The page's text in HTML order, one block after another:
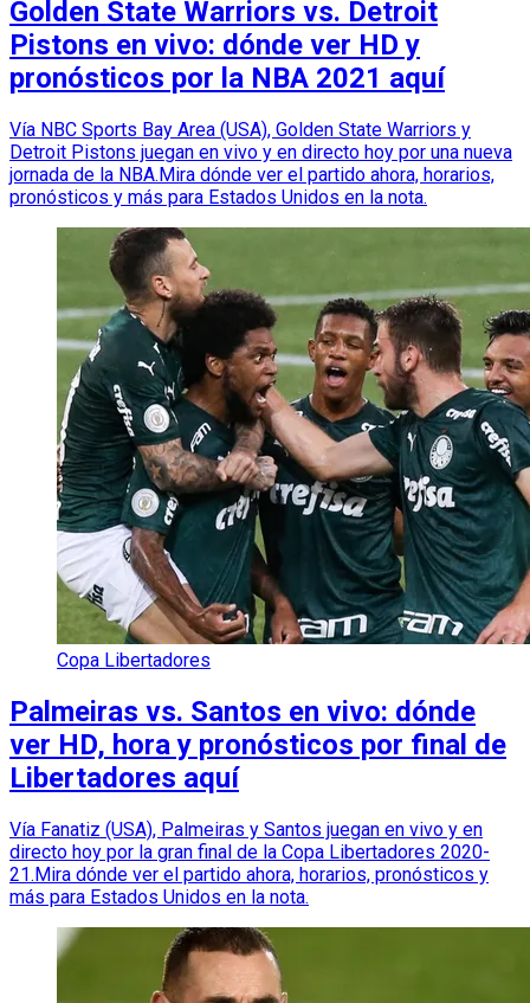
Golden State Warriors vs. Detroit
Pistons en vivo: dónde ver HD y
pronósticos por la NBA 2021 aquí
Vía NBC Sports Bay Area (USA), Golden State Warriors y
Detroit Pistons juegan en vivo y en directo hoy por una nueva
jornada de la NBA.Mira dónde ver el partido ahora, horarios,
pronósticos y más para Estados Unidos en la nota.
Copa Libertadores
Palmeiras vs. Santos en vivo: dónde
ver HD, hora y pronósticos por final de
Libertadores aquí
Vía Fanatiz (USA), Palmeiras y Santos juegan en vivo y en
directo hoy por la gran final de la Copa Libertadores 2020-
21.Mira dónde ver el partido ahora, horarios, pronósticos y
más para Estados Unidos en la nota.